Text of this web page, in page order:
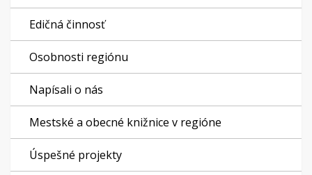
Edičná činnosť
Osobnosti regiónu
Napísali o nás
Mestské a obecné knižnice v regióne
Úspešné projekty